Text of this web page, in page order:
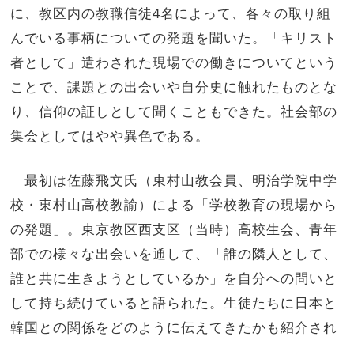
に、教区内の教職信徒4名によって、各々の取り組
んでいる事柄についての発題を聞いた。「キリスト
者として」遣わされた現場での働きについてという
ことで、課題との出会いや自分史に触れたものとな
り、信仰の証しとして聞くこともできた。社会部の
集会としてはやや異色である。
最初は佐藤飛文氏（東村山教会員、明治学院中学
校・東村山高校教諭）による「学校教育の現場から
の発題」。東京教区西支区（当時）高校生会、青年
部での様々な出会いを通して、「誰の隣人として、
誰と共に生きようとしているか」を自分への問いと
して持ち続けていると語られた。生徒たちに日本と
韓国との関係をどのように伝えてきたかも紹介され